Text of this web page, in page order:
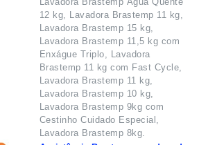
12 kg, Lavadora Brastemp 11 kg,
Lavadora Brastemp 15 kg,
Lavadora Brastemp 11,5 kg com
Enxágue Triplo, Lavadora
Brastemp 11 kg com Fast Cycle,
Lavadora Brastemp 11 kg,
Lavadora Brastemp 10 kg,
Lavadora Brastemp 9kg com
Cestinho Cuidado Especial,
Lavadora Brastemp 8kg.